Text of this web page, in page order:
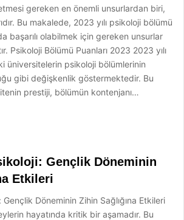
gereken en önemli unsurlardan biri,
Bu makalede, 2023 yılı psikoloji bölümü
başarılı olabilmek için gereken unsurlar
Psikoloji Bölümü Puanları 2023 2023 yılı
üniversitelerin psikoloji bölümlerinin
gibi değişkenlik göstermektedir. Bu
prestiji, bölümün kontenjanı…
Gençlik Döneminin
Etkileri
Gençlik Döneminin Zihin Sağlığına Etkileri
hayatında kritik bir aşamadır. Bu